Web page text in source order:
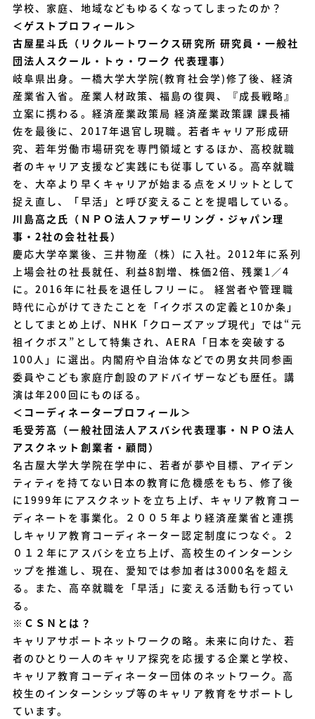
学校、家庭、地域などもゆるくなってしまったのか？
＜ゲストプロフィール＞
古屋星斗氏（リクルートワークス研究所 研究員・一般社
団法人スクール・トゥ・ワーク 代表理事）
岐阜県出身。一橋大学大学院(教育社会学)修了後、経済
産業省入省。産業人材政策、福島の復興、『成長戦略』
立案に携わる。経済産業政策局 経済産業政策課 課長補
佐を最後に、2017年退官し現職。若者キャリア形成研
究、若年労働市場研究を専門領域とするほか、高校就職
者のキャリア支援など実践にも従事している。高卒就職
を、大卒より早くキャリアが始まる点をメリットとして
捉え直し、「早活」と呼び変えることを提唱している。
川島高之氏（ＮＰＯ法人ファザーリング・ジャパン理
事・2社の会社社長）
慶応大学卒業後、三井物産（株）に入社。2012年に系列
上場会社の社長就任、利益8割増、株価2倍、残業1／4
に。2016年に社長を退任しフリーに。 経営者や管理職
時代に心がけてきたことを「イクボスの定義と10か条」
としてまとめ上げ、NHK「クローズアップ現代」では“元
祖イクボス”として特集され、AERA「日本を突破する
100人」に選出。内閣府や自治体などでの男女共同参画
委員やこども家庭庁創設のアドバイザーなども歴任。講
演は年200回にものぼる。
＜コーディネータープロフィール＞
毛受芳高（一般社団法人アスバシ代表理事・ＮＰＯ法人
アスクネット創業者・顧問）
名古屋大学大学院在学中に、若者が夢や目標、アイデン
ティティを持てない日本の教育に危機感をもち、修了後
に1999年にアスクネットを立ち上げ、キャリア教育コー
ディネートを事業化。２００５年より経済産業省と連携
しキャリア教育コーディネーター認定制度につなぐ。２
０１２年にアスバシを立ち上げ、高校生のインターンシ
ップを推進し、現在、愛知では参加者は3000名を超え
る。また、高卒就職を「早活」に変える活動も行ってい
る。
※ＣＳＮとは？
キャリアサポートネットワークの略。未来に向けた、若
者のひとり一人のキャリア探究を応援する企業と学校、
キャリア教育コーディネーター団体のネットワーク。高
校生のインターンシップ等のキャリア教育をサポートし
ています。